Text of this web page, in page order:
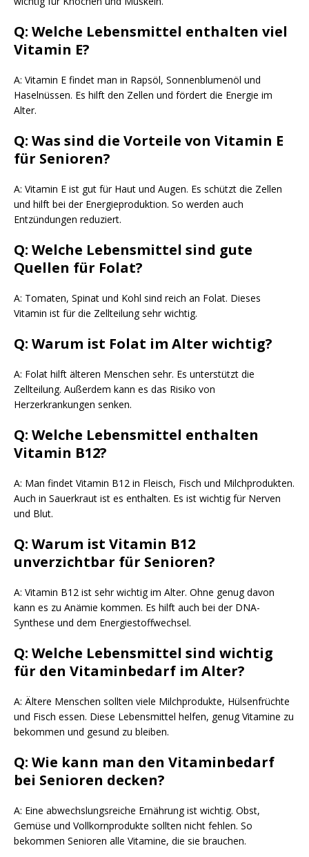
Q: Welche Lebensmittel enthalten viel
Vitamin E?
A: Vitamin E findet man in Rapsöl, Sonnenblumenöl und
Haselnüssen. Es hilft den Zellen und fördert die Energie im
Alter.
Q: Was sind die Vorteile von Vitamin E
für Senioren?
A: Vitamin E ist gut für Haut und Augen. Es schützt die Zellen
und hilft bei der Energieproduktion. So werden auch
Entzündungen reduziert.
Q: Welche Lebensmittel sind gute
Quellen für Folat?
A: Tomaten, Spinat und Kohl sind reich an Folat. Dieses
Vitamin ist für die Zellteilung sehr wichtig.
Q: Warum ist Folat im Alter wichtig?
A: Folat hilft älteren Menschen sehr. Es unterstützt die
Zellteilung. Außerdem kann es das Risiko von
Herzerkrankungen senken.
Q: Welche Lebensmittel enthalten
Vitamin B12?
A: Man findet Vitamin B12 in Fleisch, Fisch und Milchprodukten.
Auch in Sauerkraut ist es enthalten. Es ist wichtig für Nerven
und Blut.
Q: Warum ist Vitamin B12
unverzichtbar für Senioren?
A: Vitamin B12 ist sehr wichtig im Alter. Ohne genug davon
kann es zu Anämie kommen. Es hilft auch bei der DNA-
Synthese und dem Energiestoffwechsel.
Q: Welche Lebensmittel sind wichtig
für den Vitaminbedarf im Alter?
A: Ältere Menschen sollten viele Milchprodukte, Hülsenfrüchte
und Fisch essen. Diese Lebensmittel helfen, genug Vitamine zu
bekommen und gesund zu bleiben.
Q: Wie kann man den Vitaminbedarf
bei Senioren decken?
A: Eine abwechslungsreiche Ernährung ist wichtig. Obst,
Gemüse und Vollkornprodukte sollten nicht fehlen. So
bekommen Senioren alle Vitamine, die sie brauchen.